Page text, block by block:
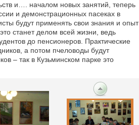
и…. началом новых занятий, теперь
и демонстрационных пасеках в
будут применять свои знания и опыт
станет делом всей жизни, ведь
до пенсионеров. Практические
а потом пчеловоды будут
– так в Кузьминском парке это